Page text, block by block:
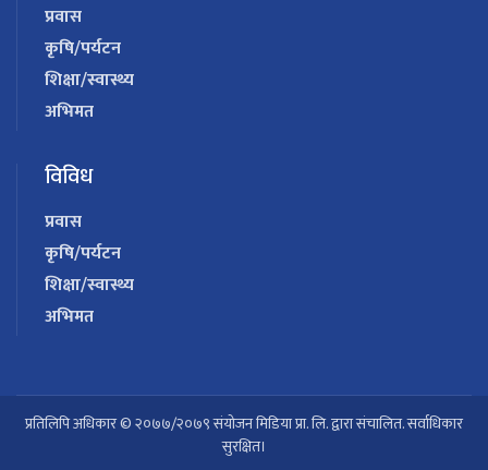
प्रवास
कृषि/पर्यटन
शिक्षा/स्वास्थ्य
अभिमत
विविध
प्रवास
कृषि/पर्यटन
शिक्षा/स्वास्थ्य
अभिमत
प्रतिलिपि अधिकार © २०७७/२०७९ संयोजन मिडिया प्रा. लि. द्वारा संचालित. सर्वाधिकार
सुरक्षित।